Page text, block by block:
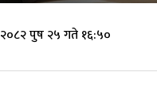
२०८२ पुष २५ गते १६:५०